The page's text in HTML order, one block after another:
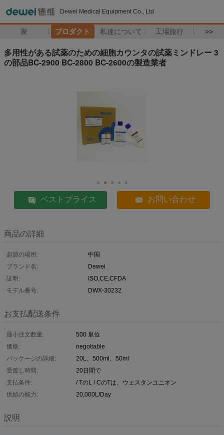
Dewei Medical Equipment Co., Ltd
家 プロダクト 私達について 工場旅行 >>
多用性がある試薬のための細胞カウンタの試薬ミンドレー 3
の部品BC-2900 BC-2800 BC-2600の製造業者
ベストプライス お問い合わせ
商品の詳細
起源の場所:
中国
ブランド名:
Dewei
証明:
ISO,CE,CFDA
モデル番号:
DWX-30232
お支払配送条件
最小注文数量:
500 単位
価格:
negotiable
パッケージの詳細:
20L、500ml、50ml
受渡し時間:
20日間で
支払条件:
/ TのL / CのTは、ウェスタンユニオン
供給の能力:
20,000L/Day
説明